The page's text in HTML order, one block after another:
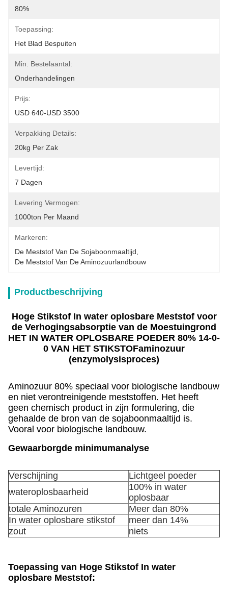
80%
Toepassing:
Het Blad Bespuiten
Min. Bestelaantal:
Onderhandelingen
Prijs:
USD 640-USD 3500
Verpakking Details:
20kg Per Zak
Levertijd:
7 Dagen
Levering Vermogen:
1000ton Per Maand
Markeren:
De Meststof Van De Sojaboonmaaltijd
De Meststof Van De Aminozuurlandbouw
Productbeschrijving
Hoge Stikstof In water oplosbare Meststof voor
de Verhogingsabsorptie van de Moestuingrond
HET IN WATER OPLOSBARE POEDER 80% 14-0-
0 VAN HET STIKSTOFaminozuur
(enzymolysisproces)
Aminozuur 80% speciaal voor biologische landbouw
en niet verontreinigende meststoffen. Het heeft
geen chemisch product in zijn formulering, die
gehaalde de bron van de sojaboonmaaltijd is.
Vooral voor biologische landbouw.
Gewaarborgde minimumanalyse
Verschijning
Lichtgeel poeder
wateroplosbaarheid
100% in water
oplosbaar
totale Aminozuren
Meer dan 80%
In water oplosbare stikstof
meer dan 14%
zout
niets
Toepassing van Hoge Stikstof In water
oplosbare Meststof: